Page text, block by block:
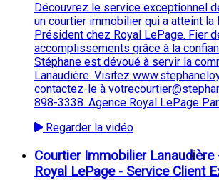
Découvrez le service exceptionnel
un courtier immobilier qui a atteint la
Président chez Royal LePage. Fier
accomplissements grâce à la
Stéphane est dévoué à servir la
Lanaudière. Visitez
contactez-le à
898-3338. Agence Royal LePage
Regarder la vidéo
Courtier Immobilier Lanaudière
Royal LePage - Service Client